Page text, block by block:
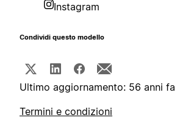
Instagram
Condividi questo modello
Ultimo aggiornamento: 56 anni fa
Termini e condizioni